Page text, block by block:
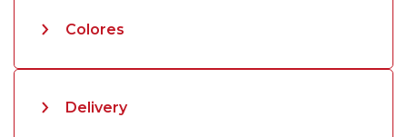
Colores
Delivery